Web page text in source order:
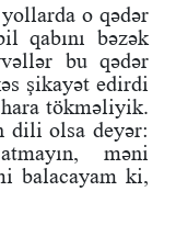
o qədər
qabını bəzək
bu qədər
şikayət edirdi
tökməliyik.
dili olsa deyər:
məni
balacayam ki,